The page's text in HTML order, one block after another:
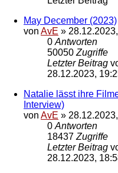
May December (2023)
von AvE »
0 Antworten
50050 Zugriffe
Letzter Beitrag
28.12.2023,
Natalie lässt ihre
Interview)
von AvE »
0 Antworten
18437 Zugriffe
Letzter Beitrag
28.12.2023,